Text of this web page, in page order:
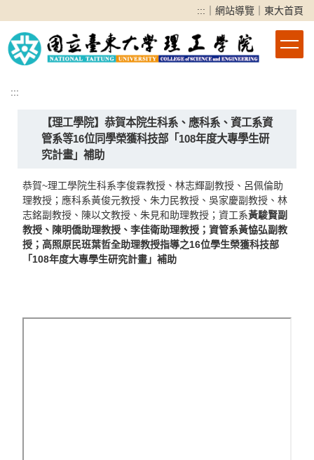
到
主
要
區
::: 網站導覽 東大首頁
:::
【理工學院】恭賀本院生科系、應科系、資工系資
管系等16位同學榮獲科技部「108年度大專學生研
究計畫」補助
恭賀~理工學院生科系李俊霖教授、林志輝副教授、呂佩倫助
理教授；應科系黃俊元教授、朱力民教授、吳家慶副教授、林
志銘副教授、陳以文教授、朱見和助理教授；資工系黃駿賢副
教授、 陳明僑助理教授、李佳衛助理教授；資管系黃恊弘副教
授；高照原民班葉哲全助理教授指導之16位學生榮獲科技部
「108年度大專學生研究計畫」補助